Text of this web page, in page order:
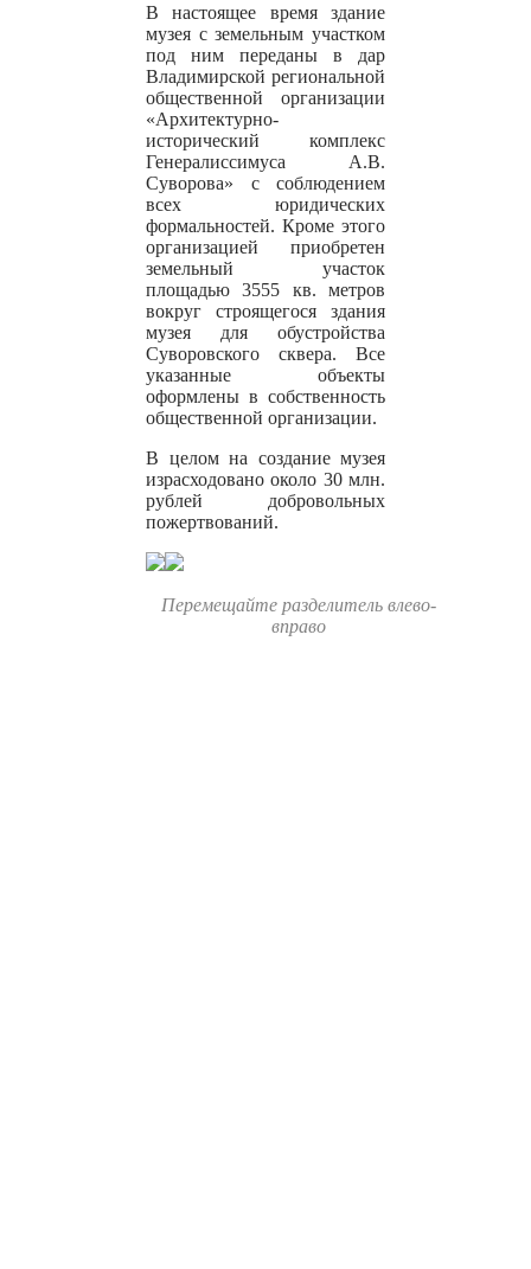
В настоящее время здание
музея с земельным участком
под ним переданы в дар
Владимирской региональной
общественной организации
«Архитектурно-
исторический комплекс
Генералиссимуса А.В.
Суворова» с соблюдением
всех юридических
формальностей. Кроме этого
организацией приобретен
земельный участок
площадью 3555 кв. метров
вокруг строящегося здания
музея для обустройства
Суворовского сквера. Все
указанные объекты
оформлены в собственность
общественной организации.
В целом на создание музея
израсходовано около 30 млн.
рублей добровольных
пожертвований.
Перемещайте разделитель влево-
вправо